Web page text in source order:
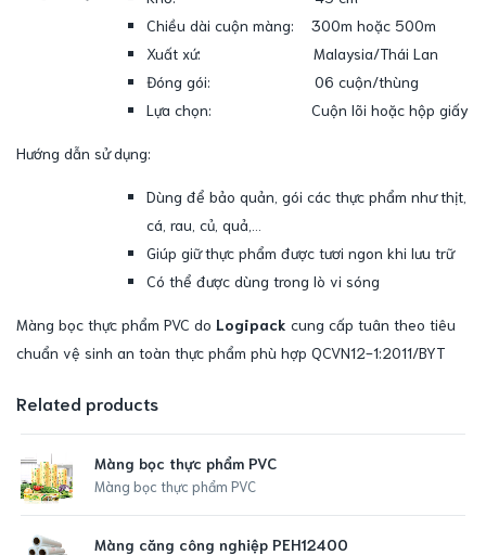
Chiều dài cuộn màng: 300m hoặc 500m
Xuất xứ: Malaysia/Thái Lan
Đóng gói: 06 cuộn/thùng
Lựa chọn: Cuộn lõi hoặc hộp giấy
Hướng dẫn sử dụng:
Dùng để bảo quản, gói các thực phẩm như thịt,
cá, rau, củ, quả,…
Giúp giữ thực phẩm được tươi ngon khi lưu trữ
Có thể được dùng trong lò vi sóng
Màng bọc thực phẩm PVC do Logipack cung cấp tuân theo tiêu
chuẩn vệ sinh an toàn thực phẩm phù hợp QCVN12-1:2011/BYT
Related products
Màng bọc thực phẩm PVC
Màng bọc thực phẩm PVC
Màng căng công nghiệp PEH12400